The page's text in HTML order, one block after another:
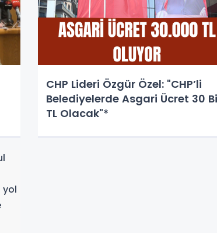
CHP Lideri Özgür Özel: "CHP’li
Belediyelerde Asgari Ücret 30
TL Olacak"*